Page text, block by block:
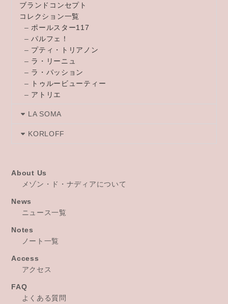
ブランドコンセプト
コレクション一覧
– ポールスター117
–パルフェ！
– プティ・トリアノン
– ラ・リーニュ
– ラ・パッション
–
トゥルービューティー
– アトリエ
LA SOMA
KORLOFF
About Us
メゾン・ド・ナディアについて
News
ニュース一覧
Notes
ノート一覧
Access
アクセス
FAQ
よくある質問